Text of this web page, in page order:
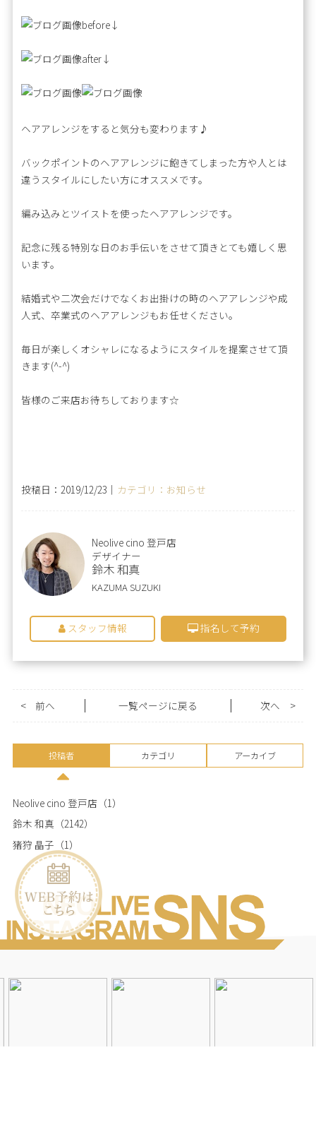
before↓
after↓
ヘアアレンジをすると気分も変わります♪
バックポイントのヘアアレンジに飽きてしまった方や人とは
違うスタイルにしたい方にオススメです。
編み込みとツイストを使ったヘアアレンジです。
記念に残る特別な日のお手伝いをさせて頂きとても嬉しく思
います。
結婚式や二次会だけでなくお出掛けの時のヘアアレンジや成
人式、卒業式のヘアアレンジもお任せください。
毎日が楽しくオシャレになるようにスタイルを提案させて頂
きます(^-^)
皆様のご来店お待ちしております☆
投稿日：2019/12/23｜ カテゴリ：お知らせ
Neolive cino 登戸店
デザイナー
鈴木 和真
KAZUMA SUZUKI
スタッフ情報 指名して予約
< 前へ 一覧ページに戻る >
次へ
投稿者 カテゴリ アーカイブ
Neolive cino 登戸店 （1）
鈴木 和真 （2142）
猪狩 晶子 （1）